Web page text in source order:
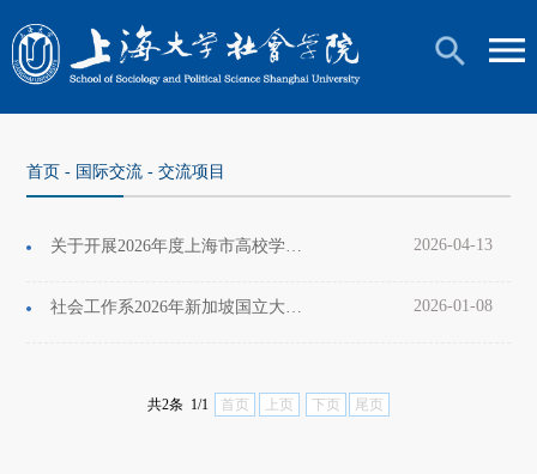
首页 - 国际交流 -交流项目
关于开展2026年度上海市高校学生赴国际组织实习申报工作的通知 2026-04-13
社会工作系2026年新加坡国立大学暑期短期研修项目通知 2026-01-08
共2条 1/1 首页 上页 下页 尾页